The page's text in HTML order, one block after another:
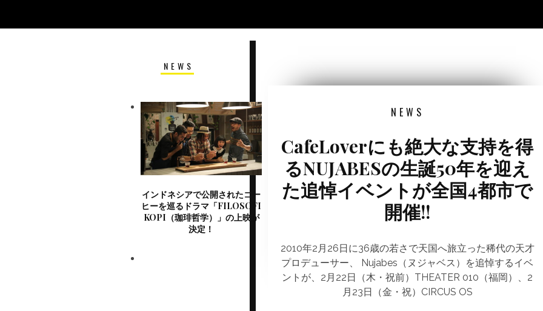
NEWS
CafeLoverにも絶大な支持を得
るNUJABESの生誕50年を迎え
た追悼イベントが全国4都市で
開催!!
2010年2月26日に36歳の若さで天国へ旅立った稀代の天才
プロデューサー、 Nujabes（ヌジャベス）を追悼するイベ
ントが、2月22日（木・祝前）THEATER 010（福岡）、2
月23日（金・祝）CIRCUS OS
NEWS
インドネシアで公開されたコー
ヒーを巡るドラマ「FILOSOFI
KOPI（珈琲哲学）」の上映が
決定！